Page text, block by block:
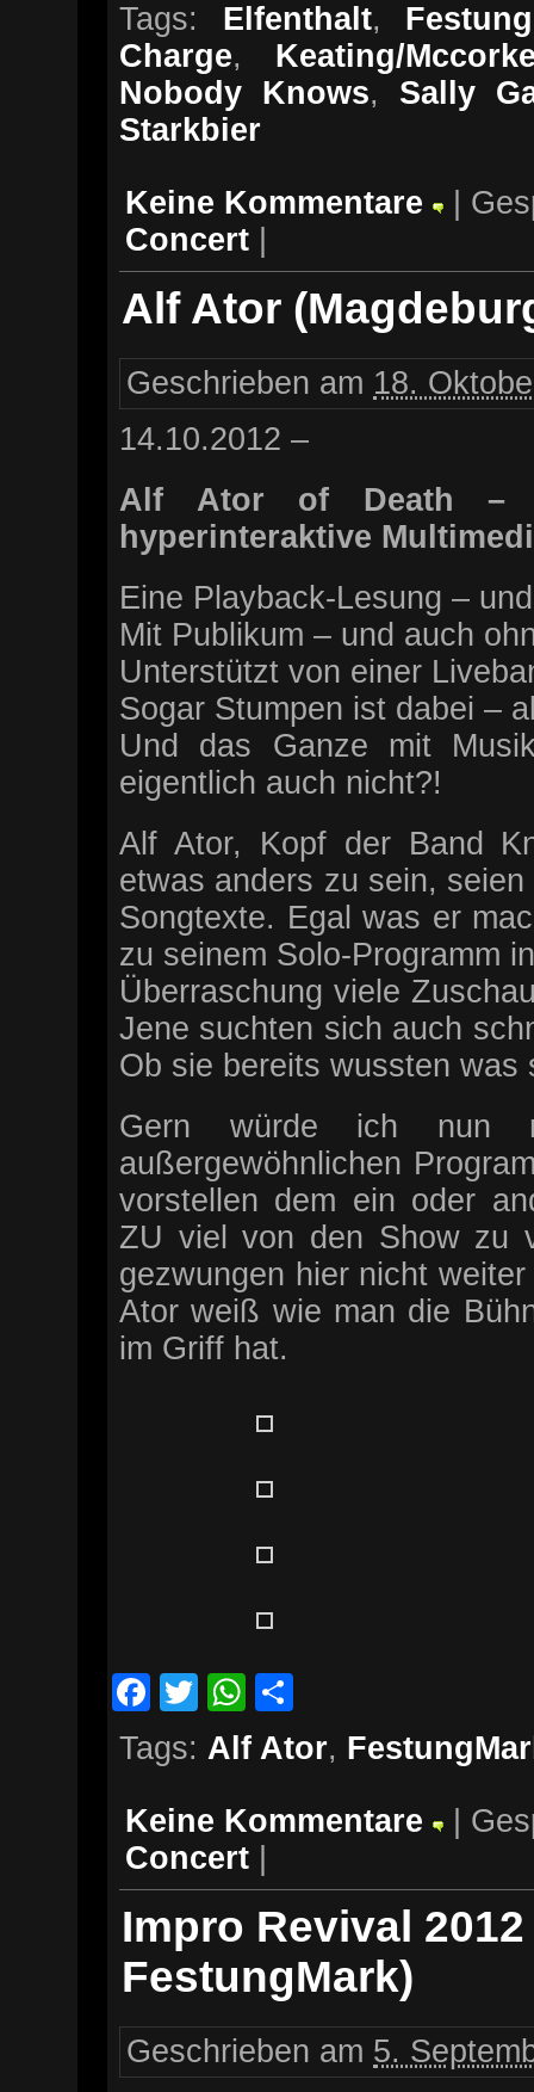
Tags: Elfenthalt,
Charge, Keating/
Nobody Knows, Sally
Starkbier
Keine Kommentare
|
Concert
Alf Ator
Geschrieben am 18.
14.10.2012 –
Alf Ator of Death –
hyperinteraktive
Eine Playback-Lesung –
Mit Publikum – und auch
Unterstützt von einer
Sogar Stumpen ist dabei –
Und das Ganze mit
eigentlich auch nicht?!
Alf Ator, Kopf der Band
etwas anders zu sein,
Songtexte. Egal was er
zu seinem Solo-Programm
Überraschung viele
Jene suchten sich auch
Ob sie bereits wussten was
Gern würde ich nun
außergewöhnlichen
vorstellen dem ein oder
ZU viel von den Show zu
gezwungen hier nicht
Ator weiß wie man die
im Griff hat.
Facebook
TwitterWhatsApp
Tags: Alf Ator,
Keine Kommentare
|
Concert
Impro Revival
FestungMark)
Geschrieben am 5.